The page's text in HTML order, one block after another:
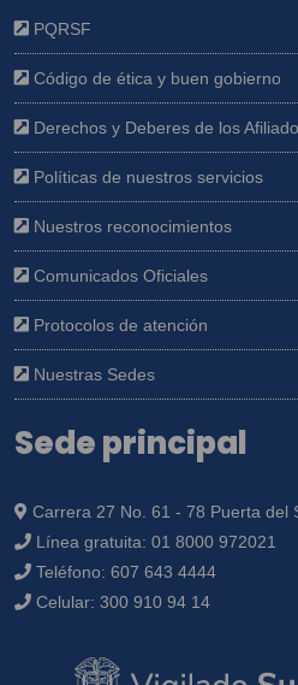
PQRSF
Código de ética y buen gobierno
Derechos y Deberes de los
Políticas de nuestros servicios
Nuestros reconocimientos
Comunicados Oficiales
Protocolos de atención
Nuestras Sedes
Sede principal
Carrera 27 No. 61 - 78 Puerta del
Línea gratuita: 01 8000 972021
Teléfono: 607 643 4444
Celular: 300 910 94 14